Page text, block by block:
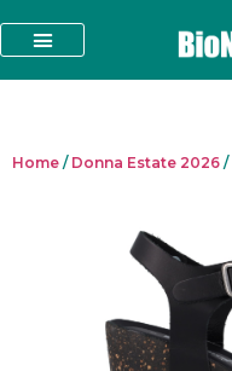
Home / Donna Estate 2026 /